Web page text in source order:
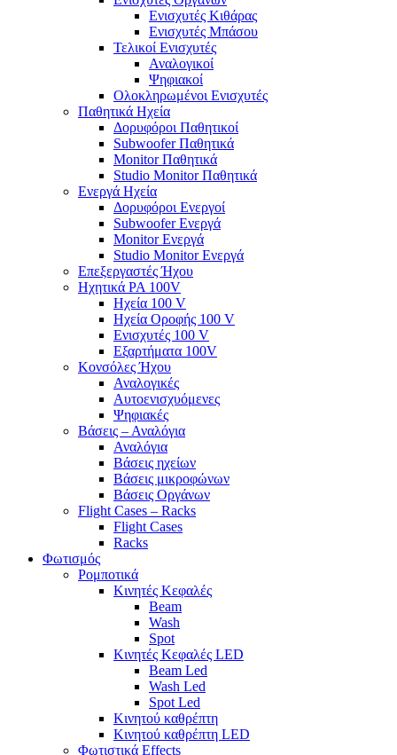
Ενισχυτές Κιθάρας
Ενισχυτές Μπάσου
Τελικοί Ενισχυτές
Αναλογικοί
Ψηφιακοί
Ολοκληρωμένοι Ενισχυτές
Παθητικά Ηχεία
Δορυφόροι Παθητικοί
Subwoofer Παθητικά
Monitor Παθητικά
Studio Monitor Παθητικά
Ενεργά Ηχεία
Δορυφόροι Ενεργοί
Subwoofer Ενεργά
Monitor Ενεργά
Studio Monitor Ενεργά
Επεξεργαστές Ήχου
Ηχητικά PA 100V
Ηχεία 100 V
Ηχεία Οροφής 100 V
Ενισχυτές 100 V
Εξαρτήματα 100V
Κονσόλες Ήχου
Αναλογικές
Αυτοενισχυόμενες
Ψηφιακές
Βάσεις – Αναλόγια
Αναλόγια
Βάσεις ηχείων
Βάσεις μικροφώνων
Βάσεις Οργάνων
Flight Cases – Racks
Flight Cases
Racks
Φωτισμός
Ρομποτικά
Κινητές Κεφαλές
Beam
Wash
Spot
Κινητές Κεφαλές LED
Beam Led
Wash Led
Spot Led
Κινητού καθρέπτη
Κινητού καθρέπτη LED
Φωτιστικά Effects